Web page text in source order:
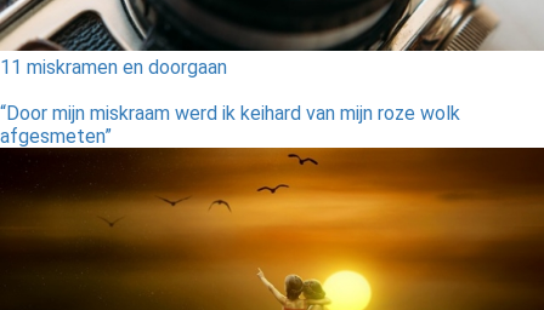
11 miskramen en doorgaan
“Door mijn miskraam werd ik keihard van mijn roze wolk
afgesmeten”